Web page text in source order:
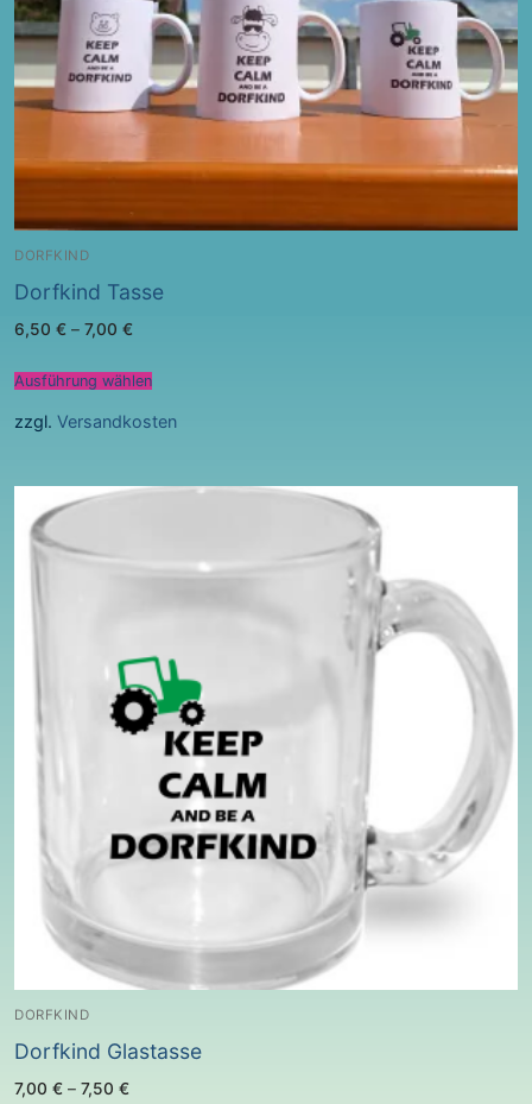
DORFKIND
Dorfkind Tasse
6,50 € – 7,00 €
Ausführung wählen
zzgl. Versandkosten
DORFKIND
Dorfkind Glastasse
7,00 € – 7,50 €